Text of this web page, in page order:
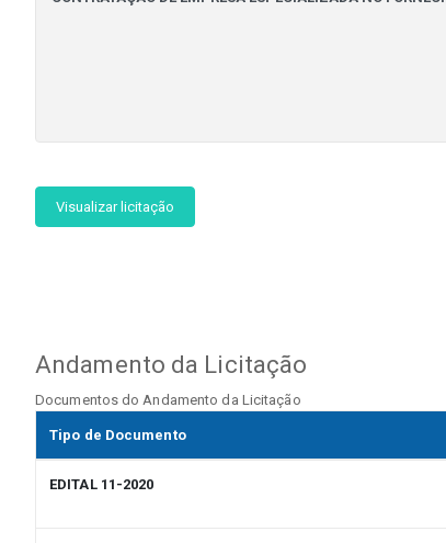
Visualizar licitação
Andamento da Licitação
Documentos do Andamento da Licitação
Tipo de Documento
EDITAL 11-2020